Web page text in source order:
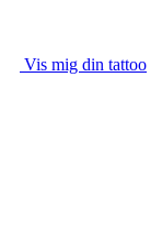
Vis mig din tattoo